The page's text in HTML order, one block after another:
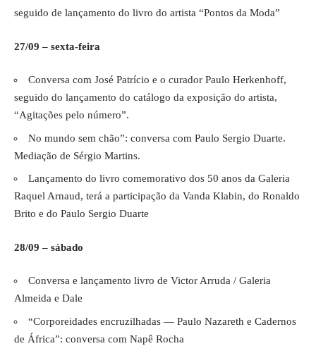
seguido de lançamento do livro do artista “Pontos da Moda”
27/09 – sexta-feira
Conversa com José Patrício e o curador Paulo Herkenhoff,
seguido do lançamento do catálogo da exposição do artista,
“Agitações pelo número”.
No mundo sem chão”: conversa com Paulo Sergio Duarte.
Mediação de Sérgio Martins.
Lançamento do livro comemorativo dos 50 anos da Galeria
Raquel Arnaud, terá a participação da Vanda Klabin, do Ronaldo
Brito e do Paulo Sergio Duarte
28/09 – sábado
Conversa e lançamento livro de Victor Arruda / Galeria
Almeida e Dale
“Corporeidades encruzilhadas — Paulo Nazareth e Cadernos
de África”: conversa com Napê Rocha